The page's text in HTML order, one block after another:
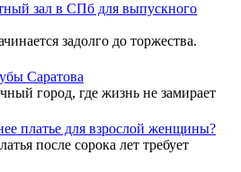
зал в СПб для выпускного
задолго до торжества.
Саратова
город, где жизнь не замирает
платье для взрослой женщины?
после сорока лет требует